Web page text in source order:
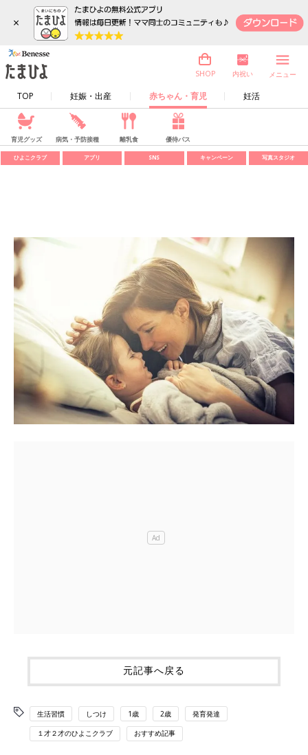
×
TOP 妊娠・出産 赤ちゃん・育児 妊活
SHOP 内祝い メニュー
育児グッズ 病気・予防接種 離乳食 優待パス
ひよこクラブ アプリ SNS キャンペーン 写真スタジオ
元記事へ戻る
生活習慣 しつけ 1歳 2歳 発育発達
１才２才のひよこクラブ おすすめ記事